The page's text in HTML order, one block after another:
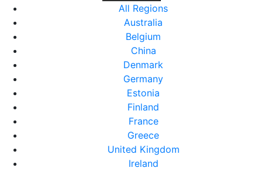
All Regions
Australia
Belgium
China
Denmark
Germany
Estonia
Finland
France
Greece
United Kingdom
Ireland